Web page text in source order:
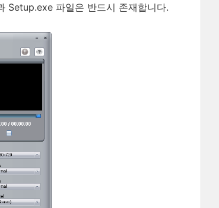
Setup.exe 파일은 반드시 존재합니다.